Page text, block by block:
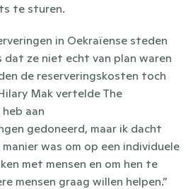
te sturen.
in Oekraïense steden
dat ze niet echt van plan waren
de reserveringskosten toch
Mak vertelde The
aan
gedoneerd, maar ik dacht
was om op een individuele
met mensen en om hen te
mensen graag willen helpen.”